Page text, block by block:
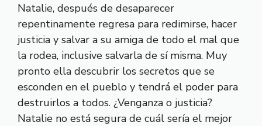
Natalie, después de desaparecer
repentinamente regresa para redimirse, hacer
justicia y salvar a su amiga de todo el mal que
la rodea, inclusive salvarla de sí misma. Muy
pronto ella descubrir los secretos que se
esconden en el pueblo y tendrá el poder para
destruirlos a todos. ¿Venganza o justicia?
Natalie no está segura de cuál sería el mejor